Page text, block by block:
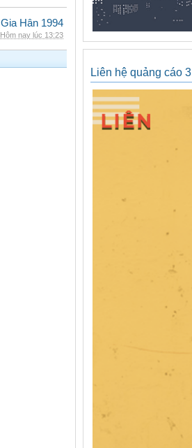
Gia Hân 1994
Hôm nay lúc 13:23
Liên hệ quảng cáo 3